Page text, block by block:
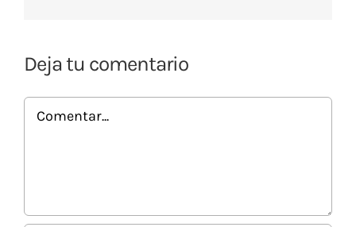
Deja tu comentario
Comentar